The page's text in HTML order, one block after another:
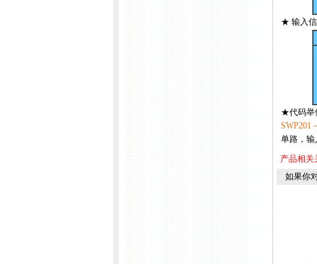
★ 输入
★代码举
SWP201
单路，输
产品相关
如果你